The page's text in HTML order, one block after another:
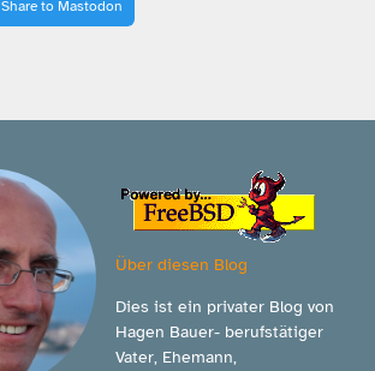
Share to Mastodon
Über diesen Blog
Dies ist ein privater Blog von
Hagen Bauer- berufstätiger
Vater, Ehemann,